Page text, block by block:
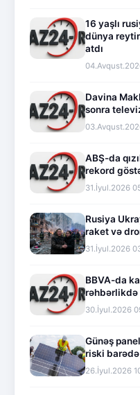
16 yaşlı
dünya
atdı
Davina
sonra
ABŞ-da
rekord
31.İyul.2026
Rusiya
raket və
31.İyul.2026
BBVA-da
rəhbərlikdə
30.İyul.2026
Günəş
riski
26.İyul.2026